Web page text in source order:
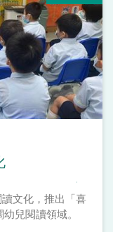
文化，推出「喜
兒閱讀領域。